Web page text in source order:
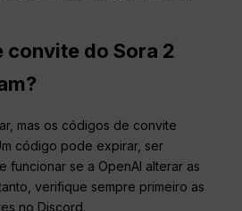
convite do Sora 2
mas os códigos de convite
código pode expirar, ser
funcionar se a OpenAI alterar as
verifique sempre primeiro as
no Discord.